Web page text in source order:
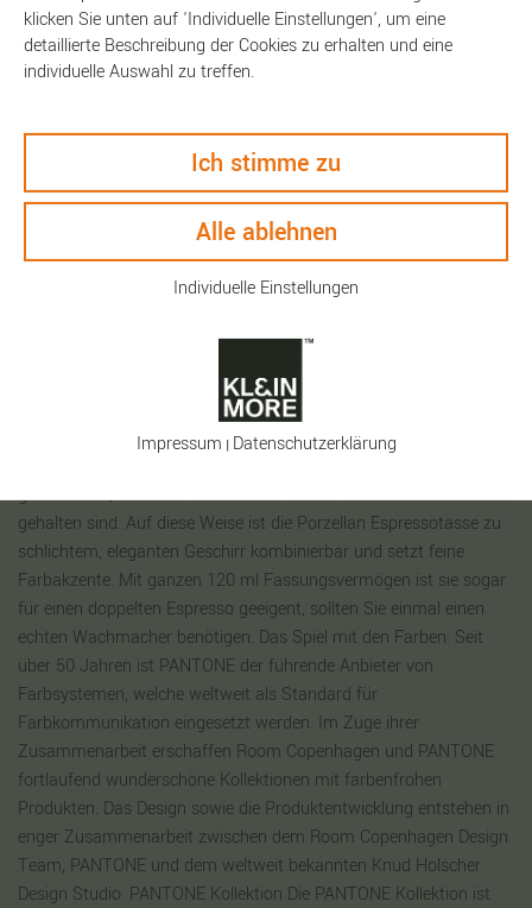
Beschreibung
Technische Daten
So bringen Sie stilvoll Farbe auf den Tisch! Die charmante
Espressotasse von PANTONE aus Fine-China Porzellan wird von
geschmückt, während Griff und der untere Teil in schlichtem Weiß
gehalten sind. Auf diese Weise ist die Porzellan Espressotasse zu
schlichtem, eleganten Geschirr kombinierbar und setzt feine
Farbakzente. Mit ganzen 120 ml Fassungsvermögen ist sie sogar
für einen doppelten Espresso geeigent, sollten Sie einmal einen
echten Wachmacher benötigen. Das Spiel mit den Farben: Seit
über 50 Jahren ist PANTONE der führende Anbieter von
Farbsystemen, welche weltweit als Standard für
Farbkommunikation eingesetzt werden. Im Zuge ihrer
Zusammenarbeit erschaffen Room Copenhagen und PANTONE
fortlaufend wunderschöne Kollektionen mit farbenfrohen
Produkten. Das Design sowie die Produktentwicklung entstehen in
enger Zusammenarbeit zwischen dem Room Copenhagen Design
Team, PANTONE und dem weltweit bekannten Knud Holscher
Design Studio. PANTONE Kollektion Die PANTONE Kollektion ist
klicken Sie unten auf 'Individuelle Einstellungen', um eine
detaillierte Beschreibung der Cookies zu erhalten und eine
individuelle Auswahl zu treffen.
Ich stimme zu
Alle ablehnen
Individuelle Einstellungen
Impressum | Daten­schutz­erklärung